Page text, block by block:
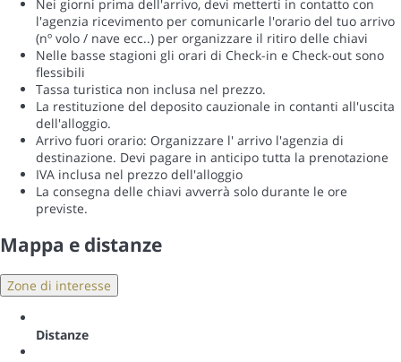
Nei giorni prima dell'arrivo, devi metterti in contatto con
l'agenzia ricevimento per comunicarle l'orario del tuo arrivo
(nº volo / nave ecc..) per organizzare il ritiro delle chiavi
Nelle basse stagioni gli orari di Check-in e Check-out sono
flessibili
Tassa turistica non inclusa nel prezzo.
La restituzione del deposito cauzionale in contanti all'uscita
dell'alloggio.
Arrivo fuori orario: Organizzare l' arrivo l'agenzia di
destinazione. Devi pagare in anticipo tutta la prenotazione
IVA inclusa nel prezzo dell'alloggio
La consegna delle chiavi avverrà solo durante le ore
previste.
Mappa e distanze
Zone di interesse
Distanze